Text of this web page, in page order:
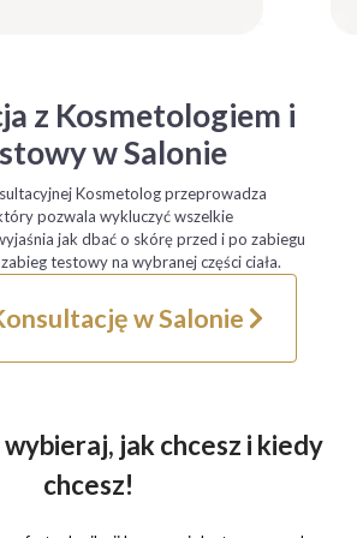
z Kosmetologiem i
w Salonie
Kosmetolog przeprowadza
pozwala wykluczyć wszelkie
jak dbać o skórę przed i po zabiegu
testowy na wybranej części ciała.
w Salonie
jak chcesz i kiedy
chcesz!